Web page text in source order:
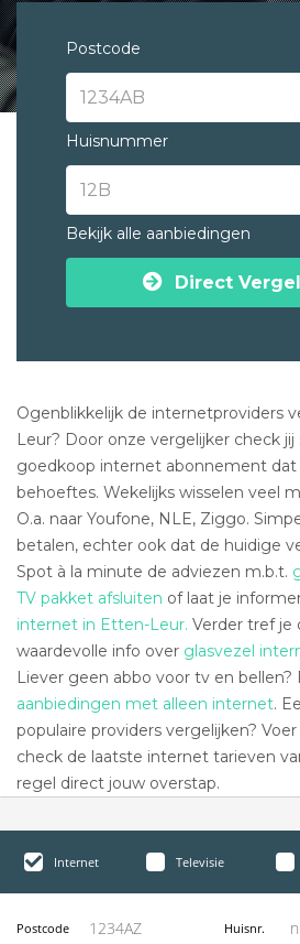
Postcode
Huisnummer
Bekijk alle aanbiedingen
Direct
Ogenblikkelijk de internetproviders
Leur? Door onze vergelijker check jij
goedkoop internet abonnement dat
behoeftes. Wekelijks wisselen veel
O.a. naar Youfone, NLE, Ziggo.
betalen, echter ook dat de huidige
Spot à la minute de adviezen m.b.t.
TV pakket afsluiten of laat je
internet in Etten-Leur. Verder tref je
waardevolle info over glasvezel
Liever geen abbo voor tv en
aanbiedingen met alleen internet.
populaire providers vergelijken?
check de laatste internet tarieven
regel direct jouw overstap.
Internet Televisie
Postcode Huisnr.